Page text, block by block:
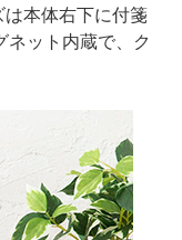
本体右下に付箋
ネット内蔵で、ク